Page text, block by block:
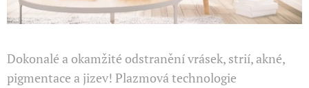
Dokonalé a okamžité odstranění vrásek, strií, akné,
pigmentace a jizev! Plazmová technologie